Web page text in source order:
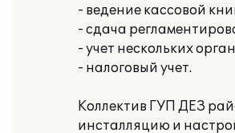
- ведение кассовой
- сдача
- учет нескольких
- налоговый учет.
Коллектив ГУП ДЕЗ
инсталляцию и